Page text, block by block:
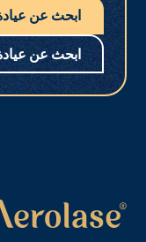
ابحث عن
ابحث عن